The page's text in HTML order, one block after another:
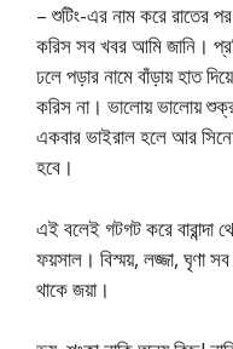
– শুটিং-এর নাম করে রাতের
করিস সব খবর আমি জানি।
ঢলে পড়ার নামে বাঁড়ায় হাত
করিস না। ভালোয় ভালোয়
একবার ভাইরাল হলে আর
হবে।
এই বলেই গটগট করে বারান্দা
ফয়সাল। বিস্ময়, লজ্জা, ঘৃণা
থাকে জয়া।